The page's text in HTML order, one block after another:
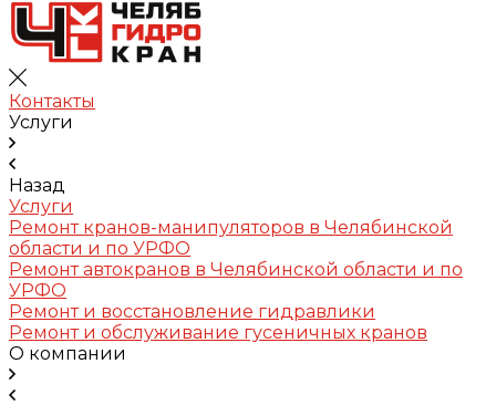
Контакты
Услуги
Назад
Услуги
Ремонт кранов-манипуляторов в Челябинской
области и по УРФО
Ремонт автокранов в Челябинской области и по
УРФО
Ремонт и восстановление гидравлики
Ремонт и обслуживание гусеничных кранов
О компании